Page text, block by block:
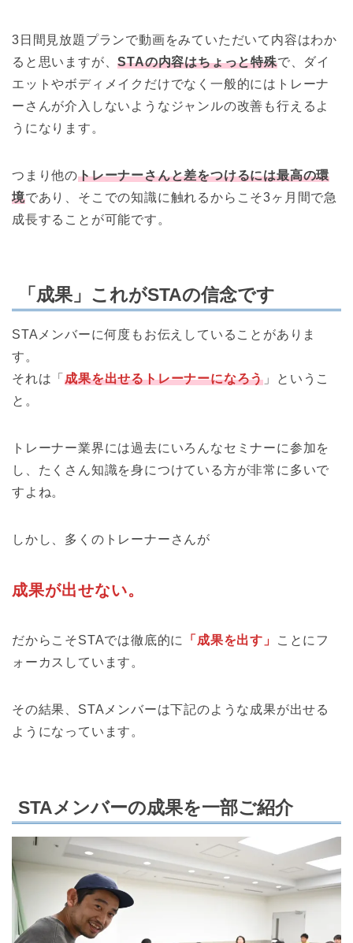
3日間見放題プランで動画をみていただいて内容はわか
ると思いますが、STAの内容はちょっと特殊で、ダイ
エットやボディメイクだけでなく一般的にはトレーナ
ーさんが介入しないようなジャンルの改善も行えるよ
うになります。
つまり他のトレーナーさんと差をつけるには最高の環
境であり、そこでの知識に触れるからこそ3ヶ月間で急
成長することが可能です。
「成果」これがSTAの信念です
STAメンバーに何度もお伝えしていることがありま
す。
それは「成果を出せるトレーナーになろう 」というこ
と。
トレーナー業界には過去にいろんなセミナーに参加を
し、たくさん知識を身につけている方が非常に多いで
すよね。
しかし、多くのトレーナーさんが
成果が出せない。
だからこそSTAでは徹底的に 「成果を出す」
ことにフ
ォーカスしています。
その結果、STAメンバーは下記のような成果が出せる
ようになっています。
STAメンバーの成果を一部ご紹介